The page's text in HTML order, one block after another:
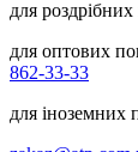
для
для оптових
862-33-33
для іноземних